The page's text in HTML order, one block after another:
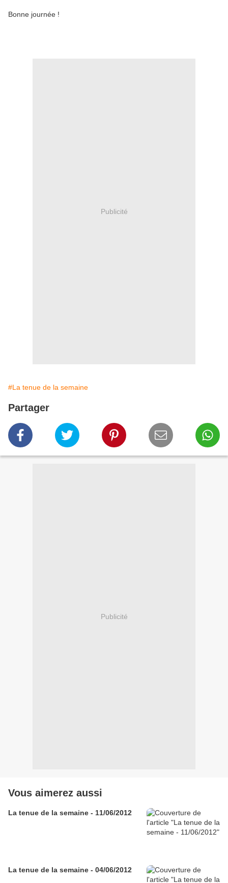
Bonne journée !
Publicité
#La tenue de la semaine
Partager
Publicité
Vous aimerez aussi
La tenue de la semaine - 11/06/2012
La tenue de la semaine - 04/06/2012